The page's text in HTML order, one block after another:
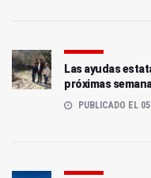
Las ayudas
próximas
PUBLICADO EL